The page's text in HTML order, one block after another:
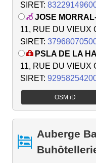
SIRET:
JOSE
11, RUE DU VIEUX
SIRET:
PSLA DE LA
11, RUE DU VIEUX
SIRET:
OSM iD
Auberge